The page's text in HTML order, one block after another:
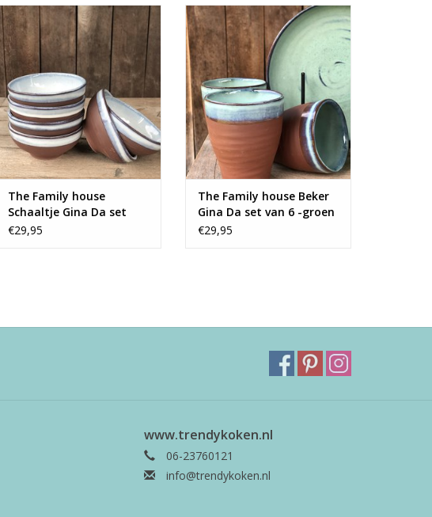
Prachtige set van 6 terracotta
schaaltjes.
TOEVOEGEN AAN WINKELWAGEN
The Family house
Schaaltje Gina Da set
van 6 - medium blauw
€29,95
Prachtige set van 6 terracotta
bekers.
TOEVOEGEN AAN WINKELWAGEN
The Family house Beker
Gina Da set van 6 -groen
€29,95
www.trendykoken.nl
06-23760121
info@trendykoken.nl